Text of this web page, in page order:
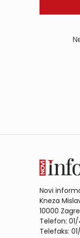
Novi
Kneza
10000
Telefon:
Telefaks: